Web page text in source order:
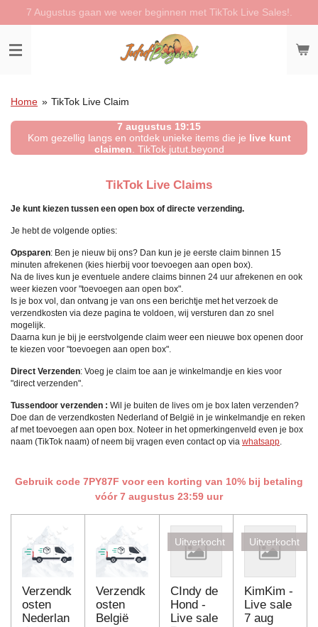
direct
naar
de
7 Augustus gaan we weer beginnen met TikTok Live Sales!.
Home » TikTok Live Claim
7 augustus 19:15
Kom gezellig langs en ontdek unieke items die je live kunt
claimen . TikTok jutut.beyond
TikTok Live Claims
Je kunt kiezen tussen een open box of directe verzending.
Je hebt de volgende opties:
Opsparen: Ben je nieuw bij ons? Dan kun je je eerste claim binnen 15
minuten afrekenen (kies hierbij voor toevoegen aan open box).
Na de lives kun je eventuele andere claims binnen 24 uur afrekenen en ook
weer kiezen voor "toevoegen aan open box".
Is je box vol, dan ontvang je van ons een berichtje met het verzoek de
verzendkosten via deze pagina te voldoen, wij versturen dan zo snel
mogelijk.
Daarna kun je bij je eerstvolgende claim weer een nieuwe box openen door
te kiezen voor "toevoegen aan open box".
Direct Verzenden: Voeg je claim toe aan je winkelmandje en kies voor
"direct verzenden".
Tussendoor verzenden : Wil je buiten de lives om je box laten verzenden?
Doe dan de verzendkosten Nederland of België in je winkelmandje en reken
af met toevoegen aan open box. Noteer in het opmerkingenveld even je box
naam (TikTok naam) of neem bij vragen even contact op via whatsapp
Gebruik code 7PY87F voor een korting van 10% bij betaling
vóór 7 augustus 23:59 uur
Verzendk
osten
Nederlan
Verzendk
osten
België
Uitverkocht
CIndy de
Hond -
Live sale
Uitverkocht
KimKim -
Live sale
7 aug